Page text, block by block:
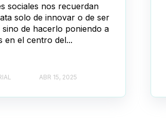
sociales nos recuerdan
solo de innovar o de ser
sino de hacerlo poniendo a
en el centro del...
ABR 15, 2025